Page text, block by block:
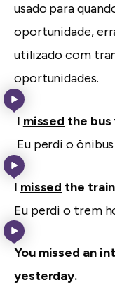
usado para
oportunidade,
utilizado com
oportunidades.
I missed the bus
Eu perdi o
I missed the
Eu perdi o trem
You missed an
yesterday.